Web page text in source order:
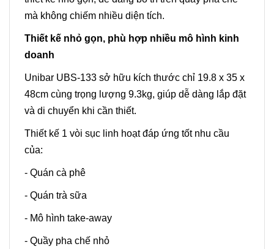
mà không chiếm nhiều diện tích.
Thiết kế nhỏ gọn, phù hợp nhiều mô hình kinh
doanh
Unibar UBS-133 sở hữu kích thước chỉ 19.8 x 35 x
48cm cùng trọng lượng 9.3kg, giúp dễ dàng lắp đặt
và di chuyển khi cần thiết.
Thiết kế 1 vòi sục linh hoạt đáp ứng tốt nhu cầu
của:
- Quán cà phê
- Quán trà sữa
- Mô hình take-away
- Quầy pha chế nhỏ